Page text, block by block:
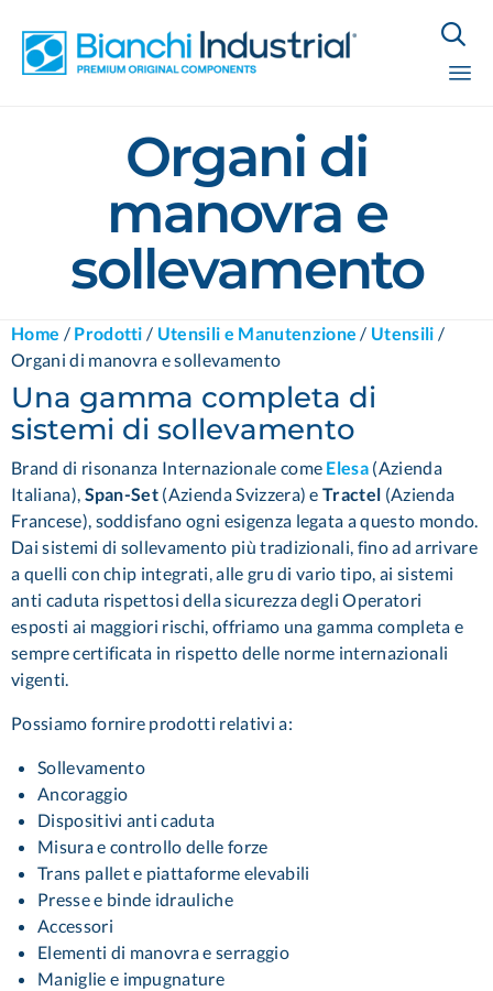

Organi di
manovra e
sollevamento
Home / Prodotti / Utensili e Manutenzione / Utensili /
Organi di manovra e sollevamento
Una gamma completa di
sistemi di sollevamento
Brand di risonanza Internazionale come Elesa (Azienda
Italiana), Span-Set (Azienda Svizzera) eTractel (Azienda
Francese), soddisfano ogni esigenza legata a questo mondo.
Dai sistemi di sollevamento più tradizionali, fino ad arrivare
a quelli con chip integrati, alle gru di vario tipo, ai sistemi
anti caduta rispettosi della sicurezza degli Operatori
esposti ai maggiori rischi, offriamo una gamma completa e
sempre certificata in rispetto delle norme internazionali
vigenti.
Possiamo fornire prodotti relativi a:
Sollevamento
Ancoraggio
Dispositivi anti caduta
Misura e controllo delle forze
Trans pallet e piattaforme elevabili
Presse e binde idrauliche
Accessori
Elementi di manovra e serraggio
Maniglie e impugnature